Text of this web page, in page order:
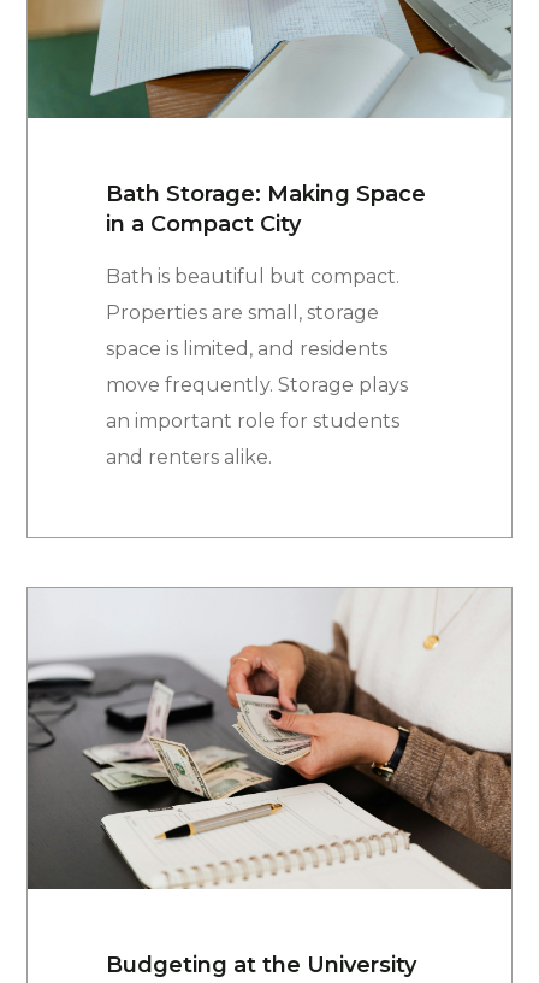
Bath Storage: Making Space
in a Compact City
Bath is beautiful but compact.
Properties are small, storage
space is limited, and residents
move frequently. Storage plays
an important role for students
and renters alike.
Budgeting at the University